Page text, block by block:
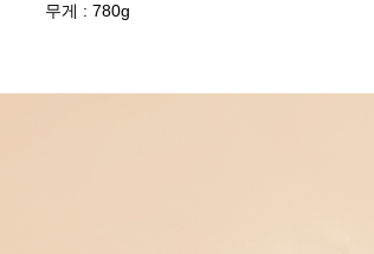
무게 : 780g